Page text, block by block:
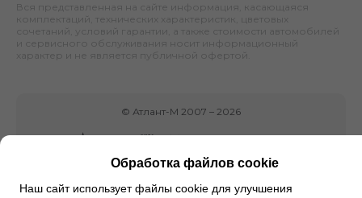
Вся представленная на сайте информация, касающаяся
комплектаций, технических характеристик, цветовых
сочетаний, условий гарантии, а также стоимости автомобилей
и сервисного обслуживания носит информационный
характер и не является публичной офертой.
© Атлант-М 2007 – 2026
Обработка файлов cookie
Наш сайт использует файлы cookie для улучшения